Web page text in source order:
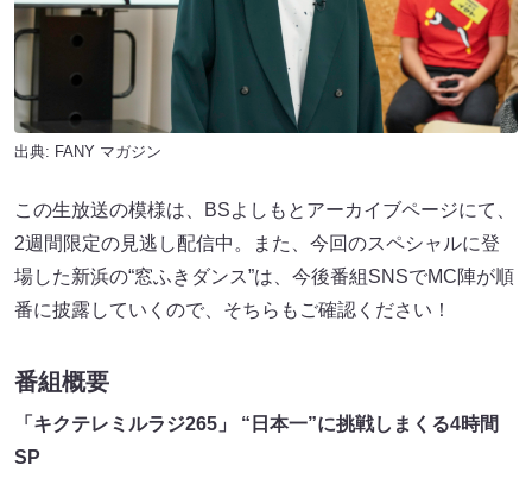
出典: FANY マガジン
この⽣放送の模様は、BSよしもとアーカイブページにて、
2週間限定の⾒逃し配信中。また、今回のスペシャルに登
場した新浜の“窓ふきダンス”は、今後番組SNSでMC陣が順
番に披露していくので、そちらもご確認ください！
番組概要
「キクテレミルラジ265」 “日本一”に挑戦しまくる4時間
SP